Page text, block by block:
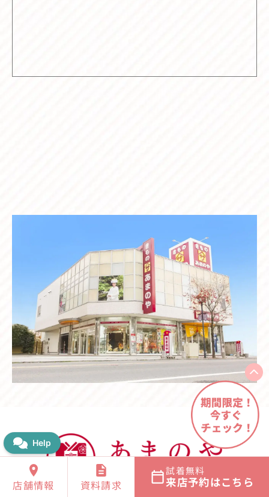
店舗情報 資料請求
試着無料
来店予約はこちら